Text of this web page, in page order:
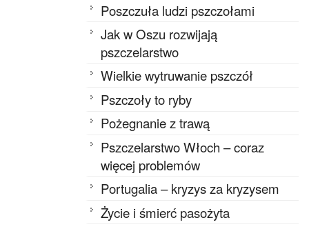
Poszczuła ludzi pszczołami
Jak w Oszu rozwijają
pszczelarstwo
Wielkie wytruwanie pszczół
Pszczoły to ryby
Pożegnanie z trawą
Pszczelarstwo Włoch – coraz
więcej problemów
Portugalia – kryzys za kryzysem
Życie i śmierć pasożyta